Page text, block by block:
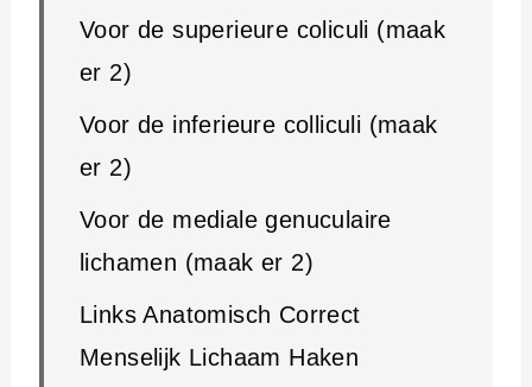
Voor de superieure coliculi (maak
er 2)
Voor de inferieure colliculi (maak
er 2)
Voor de mediale genuculaire
lichamen (maak er 2)
Links Anatomisch Correct
Menselijk Lichaam Haken